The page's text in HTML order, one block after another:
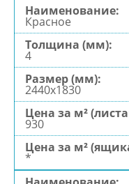
Красное
4
2440х1830
930
*